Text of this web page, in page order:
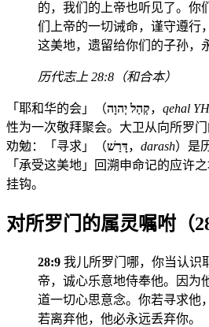
的，我们的上帝也听见了。你
们上帝的一切诫命，谨守遵行
这美地，遗留给你们的子孙，
历代志上 28:8（和合本）
「耶和华的会」（קְהַל יְהוָה， qehal
性为一次敬拜聚会。大卫从向所罗
劝勉：「寻求」（דָּרַשׁ， darash）是
「承受这美地」回溯申命记的应许
挂钩。
对所罗门的属灵嘱咐（
28:9 我儿所罗门哪，你当认识
帝，诚心乐意地侍奉他。因为
道一切心思意念。你若寻求他
若离弃他，他必永远丢弃你。